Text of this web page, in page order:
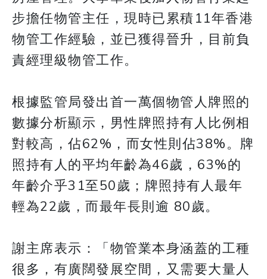
步擔任物管主任，現時已累積11年香港
物管工作經驗，並已獲得晉升，目前負
責經理級物管工作。
根據監管局發出首一萬個物管人牌照的
數據分析顯示，男性牌照持有人比例相
對較高，佔62%，而女性則佔38%。牌
照持有人的平均年齡為46歲，63%的
年齡介乎31至50歲；牌照持有人最年
輕為22歲，而最年長則逾 80歲。
謝主席表示：「物管業本身涵蓋的工種
很多，有廣闊發展空間，又需要大量人